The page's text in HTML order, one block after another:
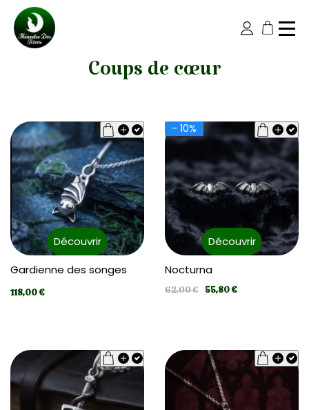
Coups de cœur
Découvrir
Gardienne des songes
118,00 €
Découvrir
- 10%
Nocturna
62,00 € 55,80 €